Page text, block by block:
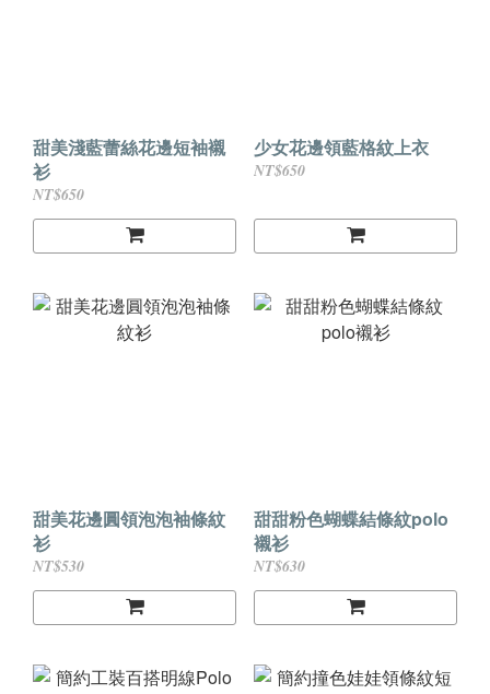
甜美淺藍蕾絲花邊短袖襯
衫
NT$650
少女花邊領藍格紋上衣
NT$650
甜美花邊圓領泡泡袖條紋
衫
NT$530
甜甜粉色蝴蝶結條紋polo
襯衫
NT$630